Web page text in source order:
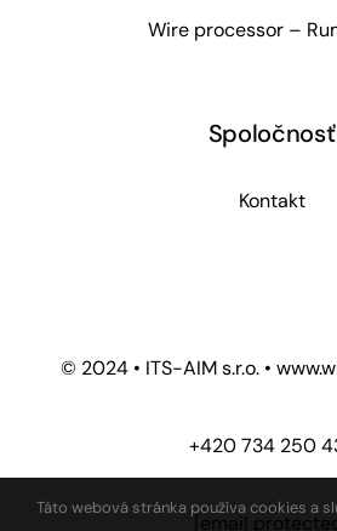
Wire processor –
Spoločnosť
Kontakt
© 2024 • ITS-AIM s.r.o. •
+420 734 250
[email
Táto webová stránka používa cookies a